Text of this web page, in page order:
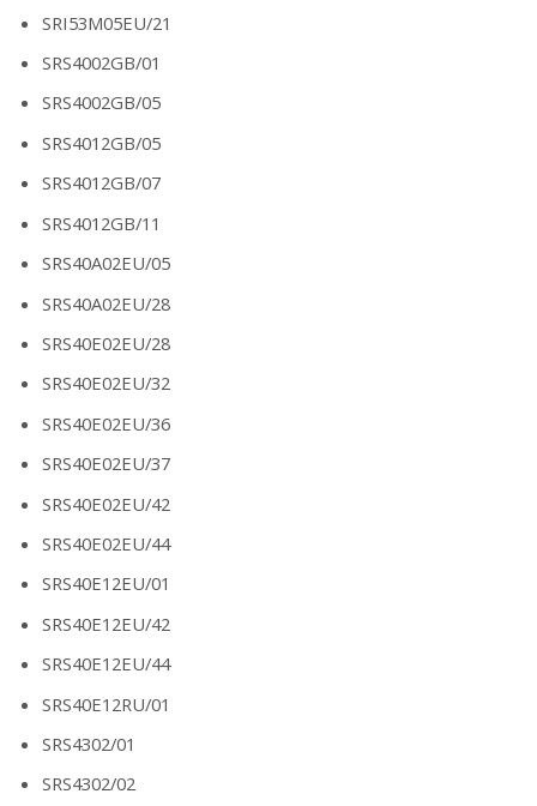
SRI53M05EU/21
SRS4002GB/01
SRS4002GB/05
SRS4012GB/05
SRS4012GB/07
SRS4012GB/11
SRS40A02EU/05
SRS40A02EU/28
SRS40E02EU/28
SRS40E02EU/32
SRS40E02EU/36
SRS40E02EU/37
SRS40E02EU/42
SRS40E02EU/44
SRS40E12EU/01
SRS40E12EU/42
SRS40E12EU/44
SRS40E12RU/01
SRS4302/01
SRS4302/02